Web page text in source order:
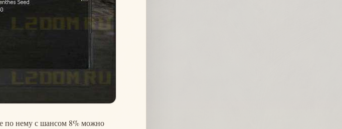
по нему с шансом 8% можно